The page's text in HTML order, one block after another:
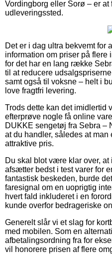
Vordingborg eller Sorø – er
udleveringssted.
Det er i dag ultra bekvemt
information om priser på flere
for det har en lang række
til at reducere
samt også til voksne – helt i
love fragtfri levering.
Trods dette kan det imidlertid
efterprøve nogle få online
DUKKE sengetøj fra Sebra –
at du handler, således at man
attraktive pris.
Du skal blot være klar over,
afsætter bedst i test varer for
fantastisk beskeden, burde
faresignal om en uoprigtig
hvert fald inkluderet i en
kunde overfor bedrageriske
Generelt slår vi et slag for
med mobilen. Som en
afbetalingsordning fra for
vil honorere prisen af flere